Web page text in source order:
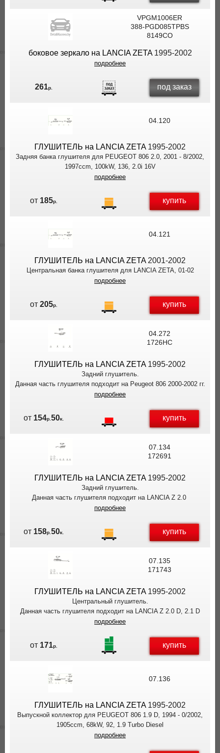
VPGM1006ER
388-PGD085TPBS
8149CO
боковое зеркало на LANCIA ZETA1995-2002
подробнее
261р. под заказ
04.120
ГЛУШИТЕЛЬ на LANCIA ZETA1995-2002
Задняя банка глушителя для PEUGEOT 806 2.0, 2001 - 8/2002,
1997ccm, 100kW, 136, 2.0i 16V
подробнее
от 185р. купить
04.121
ГЛУШИТЕЛЬ на LANCIA ZETA2001-2002
Центральная банка глушителя для LANCIA ZETA, 01-02
подробнее
от 205р. купить
04.272
1726HC
ГЛУШИТЕЛЬ на LANCIA ZETA1995-2002
Задний глушитель.
Данная часть глушителя подходит на Peugeot 806 2000-2002 гг.
подробнее
от 154р. 50к. купить
07.134
172691
ГЛУШИТЕЛЬ на LANCIA ZETA1995-2002
Задний глушитель.
Данная часть глушителя подходит на LANCIA Z 2.0
подробнее
от 158р. 50к. купить
07.135
171743
ГЛУШИТЕЛЬ на LANCIA ZETA1995-2002
Центральный глушитель.
Данная часть глушителя подходит на LANCIA Z 2.0 D, 2.1 D
подробнее
от 171р. купить
07.136
ГЛУШИТЕЛЬ на LANCIA ZETA1995-2002
Выпускной коллектор для PEUGEOT 806 1.9 D, 1994 - 0/2002,
1905ccm, 68kW, 92, 1.9 Turbo Diesel
подробнее